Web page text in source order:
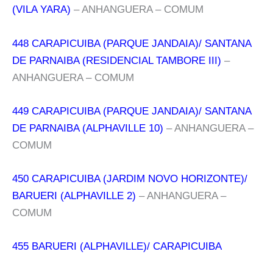
(VILA YARA) – ANHANGUERA – COMUM
448 CARAPICUIBA (PARQUE JANDAIA)/ SANTANA
DE PARNAIBA (RESIDENCIAL TAMBORE III) –
ANHANGUERA – COMUM
449 CARAPICUIBA (PARQUE JANDAIA)/ SANTANA
DE PARNAIBA (ALPHAVILLE 10) – ANHANGUERA –
COMUM
450 CARAPICUIBA (JARDIM NOVO HORIZONTE)/
BARUERI (ALPHAVILLE 2) – ANHANGUERA –
COMUM
455 BARUERI (ALPHAVILLE)/ CARAPICUIBA